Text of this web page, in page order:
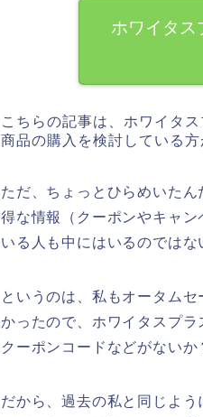
ホワイタス
こちらの記事は、ホワイタ
商品の購入を検討している
ただ、ちょっとひらめいた
得な情報（クーポンやキャ
いる人も中にはいるのではな
というのは、私もオータム
かったので、ホワイタスプ
クーポンコードなどがないか
だから、過去の私と同じよ